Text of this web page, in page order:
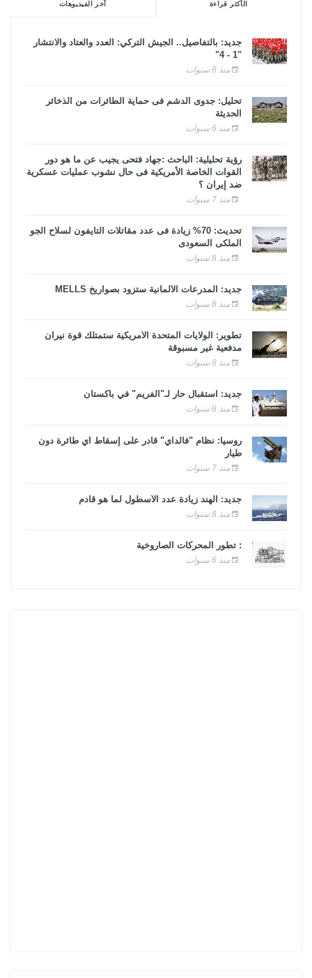
الأكثر قراءة آخر الفيديوهات
جديد: بالتفاصيل.. الجيش التركي: العدد والعتاد والانتشار
"1 - 4"
منذ 8 سنوات
تحليل: جدوى الدشم فى حماية الطائرات من الذخائر
الحديثة
منذ 6 سنوات
رؤية تحليلية: الباحث :جهاد فتحى يجيب عن ما هو دور
القوات الخاصة الأمريكية فى حال نشوب عمليات عسكرية
ضد إيران ؟
منذ 7 سنوات
تحديث: 70% زيادة فى عدد مقاتلات التايفون لسلاح الجو
الملكى السعودى
منذ 8 سنوات
جديد: المدرعات الألمانية ستزود بصواريخ MELLS
منذ 8 سنوات
تطوير: الولايات المتحدة الأمريكية ستمتلك قوة نيران
مدفعية غير مسبوقة
منذ 8 سنوات
جديد: استقبال حار لـ"الفريم" في باكستان
منذ 8 سنوات
روسيا: نظام "فالداي" قادر على إسقاط أي طائرة دون
طيار
منذ 7 سنوات
جديد: الهند زيادة عدد الأسطول لما هو قادم
منذ 8 سنوات
: تطور المحركات الصاروخية
منذ 6 سنوات